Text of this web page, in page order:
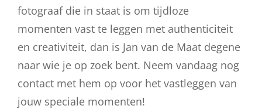
fotograaf die in staat is om tijdloze
momenten vast te leggen met authenticiteit
en creativiteit, dan is Jan van de Maat degene
naar wie je op zoek bent. Neem vandaag nog
contact met hem op voor het vastleggen van
jouw speciale momenten!